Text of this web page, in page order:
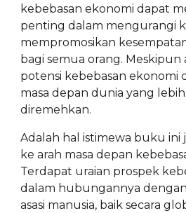
kebebasan ekonomi dapat
penting dalam mengurangi
mempromosikan
bagi semua orang. Meskipun
potensi kebebasan
masa depan dunia yang
diremehkan.
Adalah hal istimewa buku ini
ke arah masa depan
Terdapat uraian prospek
dalam hubungannya
asasi manusia, baik secara